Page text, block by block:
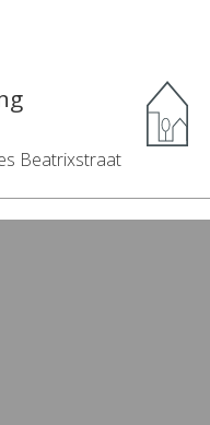
Beatrixstraat